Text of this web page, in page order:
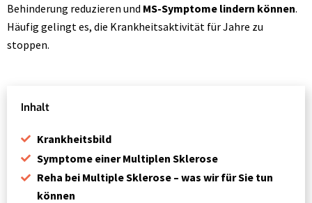
Behinderung reduzieren und MS-Symptome lindern können.
Häufig gelingt es, die Krankheitsaktivität für Jahre zu
stoppen.
Inhalt
Krankheitsbild
Symptome einer Multiplen Sklerose
Reha bei Multiple Sklerose – was wir für Sie tun
können